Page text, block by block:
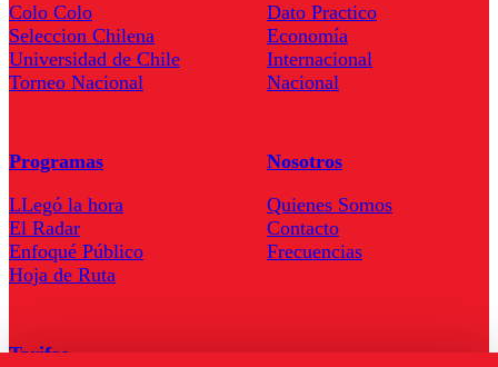
Colo Colo
Seleccion Chilena
Universidad de Chile
Torneo Nacional
Dato Practico
Economía
Internacional
Nacional
Programas
LLegó la hora
El Radar
Enfoqué Público
Hoja de Ruta
Nosotros
Quienes Somos
Contacto
Frecuencias
Tarifas